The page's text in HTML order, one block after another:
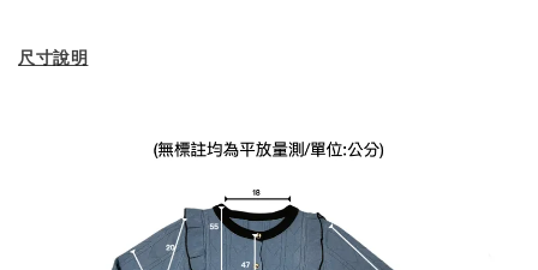
尺寸說明